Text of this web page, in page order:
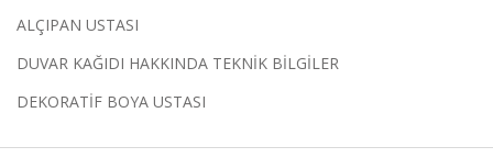
ALÇIPAN USTASI
DUVAR KAĞIDI HAKKINDA TEKNİK BİLGİLER
DEKORATİF BOYA USTASI